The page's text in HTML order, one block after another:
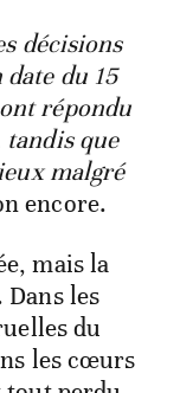
décisions
date du 15
répondu
tandis que
malgré
encore.
mais la
les
du
les cœurs